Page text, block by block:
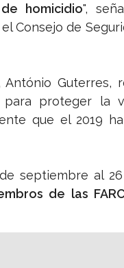
homicidio",
Consejo de
Guterres,
para proteger la
que el 2019
septiembre al
de las